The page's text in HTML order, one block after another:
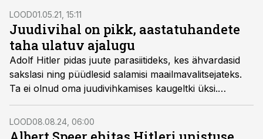
LOOD01.05.21, 15:11
Juudivihal on pikk, aastatuhandete
taha ulatuv ajalugu
Adolf Hitler pidas juute parasiitideks, kes ähvardasid
sakslasi ning püüdlesid salamisi maailmavalitsejateks.
Ta ei olnud oma juudivihkamises kaugeltki üksi.
Antisemitism oli Euroopas levinud ja eelarvamused said
erilise tuule tiibadesse siis, kui natsid 1933. aastal
võimule tulid. Viis aastat hiljem kees vihkamine üle.
LOOD08.08.24, 06:00